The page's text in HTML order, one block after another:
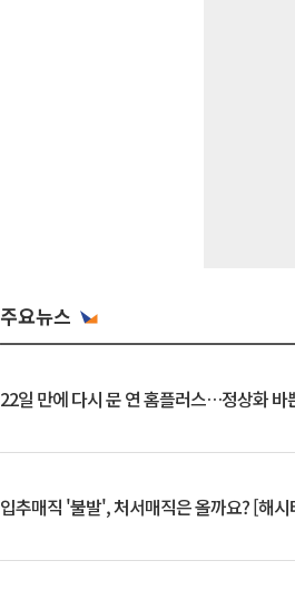
주요뉴스
22일 만에 다시 문 연 홈플러스…정상화 바
입추매직 '불발', 처서매직은 올까요? [해시